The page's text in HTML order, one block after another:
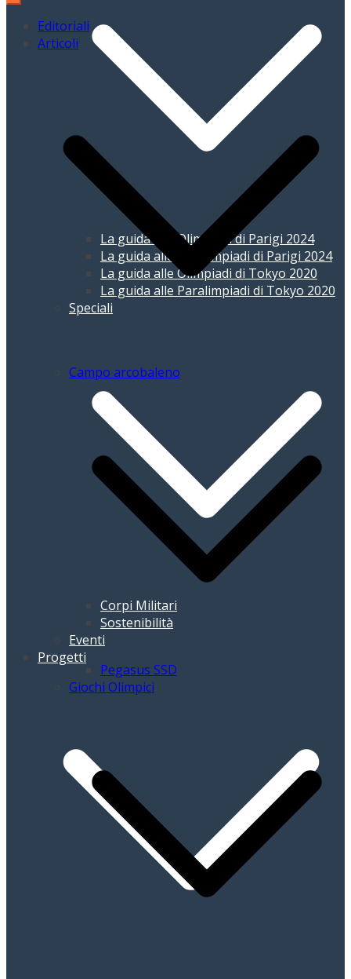
La guida alle Olimpiadi di Parigi 2024
La guida alle Paralimpiadi di Parigi 2024
La guida alle Olimpiadi di Tokyo 2020
La guida alle Paralimpiadi di Tokyo 2020
Speciali
Corpi Militari
Sostenibilità
Eventi
Progetti
Editoriali
Articoli
Campo arcobaleno
Pegasus SSD
Giochi Olimpici